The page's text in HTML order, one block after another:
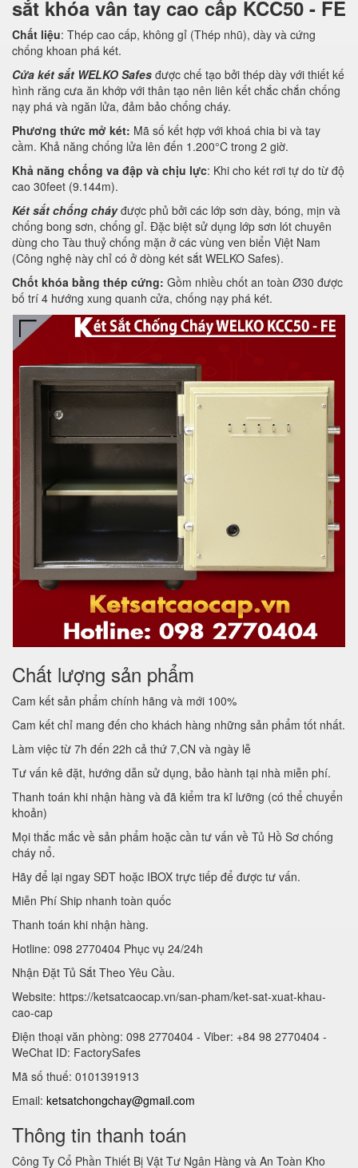
sắt khóa vân tay cao cấp KCC50 - FE
Chất liệu: Thép cao cấp, không gỉ (Thép nhũ), dày và cứng
chống khoan phá két.
Cửa két sắt WELKO Safes được chế tạo bởi thép dày với thiết kế
hình răng cưa ăn khớp với thân tạo nên liên kết chắc chắn chống
nạy phá và ngăn lửa, đảm bảo chống cháy.
Phương thức mở két: Mã số kết hợp với khoá chia bi và tay
cầm. Khả năng chống lửa lên đến 1.200°C trong 2 giờ.
Khả năng chống va đập và chịu lực: Khi cho két rơi tự do từ độ
cao 30feet (9.144m).
Két sắt chống cháyđược phủ bởi các lớp sơn dày, bóng, mịn và
chống bong sơn, chống gỉ. Đặc biệt sử dụng lớp sơn lót chuyên
dùng cho Tàu thuỷ chống mặn ở các vùng ven biển Việt Nam
(Công nghệ này chỉ có ở dòng két sắt WELKO Safes).
Chốt khóa bằng thép cứng: Gồm nhiều chốt an toàn Ø30 được
bố trí 4 hướng xung quanh cửa, chống nạy phá két.
Chất lượng sản phẩm
Cam kết sản phẩm chính hãng và mới 100%
Cam kết chỉ mang đến cho khách hàng những sản phẩm tốt nhất.
Làm việc từ 7h đến 22h cả thứ 7,CN và ngày lễ
Tư vấn kê đặt, hướng dẫn sử dụng, bảo hành tại nhà miễn phí.
Thanh toán khi nhận hàng và đã kiểm tra kĩ lưỡng (có thể chuyển
khoản)
Mọi thắc mắc về sản phẩm hoặc cần tư vấn về Tủ Hồ Sơ chống
cháy nổ.
Hãy để lại ngay SĐT hoặc IBOX trực tiếp để được tư vấn.
Miễn Phí Ship nhanh toàn quốc
Thanh toán khi nhận hàng.
Hotline: 098 2770404 Phục vụ 24/24h
Nhận Đặt Tủ Sắt Theo Yêu Cầu.
Website: https://ketsatcaocap.vn/san-pham/ket-sat-xuat-khau-
cao-cap
Điện thoại văn phòng: 098 2770404 - Viber: +84 98 2770404 -
WeChat ID: FactorySafes
Mã số thuế: 0101391913
Email: ketsatchongchay@gmail.com
Thông tin thanh toán
Công Ty Cổ Phần Thiết Bị Vật Tư Ngân Hàng và An Toàn Kho